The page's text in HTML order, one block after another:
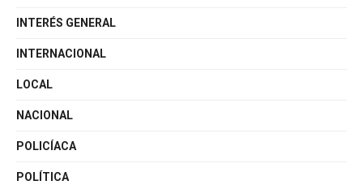
INTERÉS GENERAL
INTERNACIONAL
LOCAL
NACIONAL
POLICÍACA
POLÍTICA